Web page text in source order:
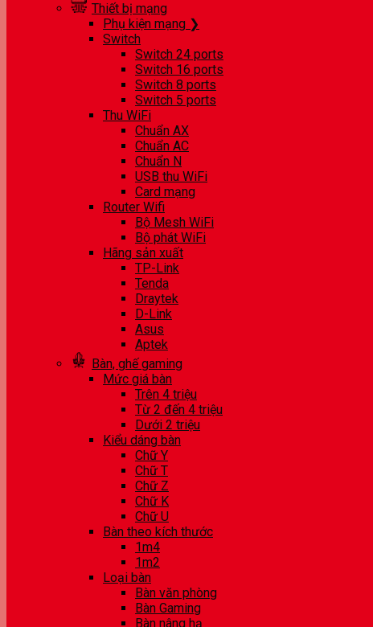
Thiết bị mạng
Phụ kiện mạng ❯
Switch
Switch 24 ports
Switch 16 ports
Switch 8 ports
Switch 5 ports
Thu WiFi
Chuẩn AX
Chuẩn AC
Chuẩn N
USB thu WiFi
Card mạng
Router Wifi
Bộ Mesh WiFi
Bộ phát WiFi
Hãng sản xuất
TP-Link
Tenda
Draytek
D-Link
Asus
Aptek
Bàn, ghế gaming
Mức giá bàn
Trên 4 triệu
Từ 2 đến 4 triệu
Dưới 2 triệu
Kiểu dáng bàn
Chữ Y
Chữ T
Chữ Z
Chữ K
Chữ U
Bàn theo kích thước
1m4
1m2
Loại bàn
Bàn văn phòng
Bàn Gaming
Bàn nâng hạ